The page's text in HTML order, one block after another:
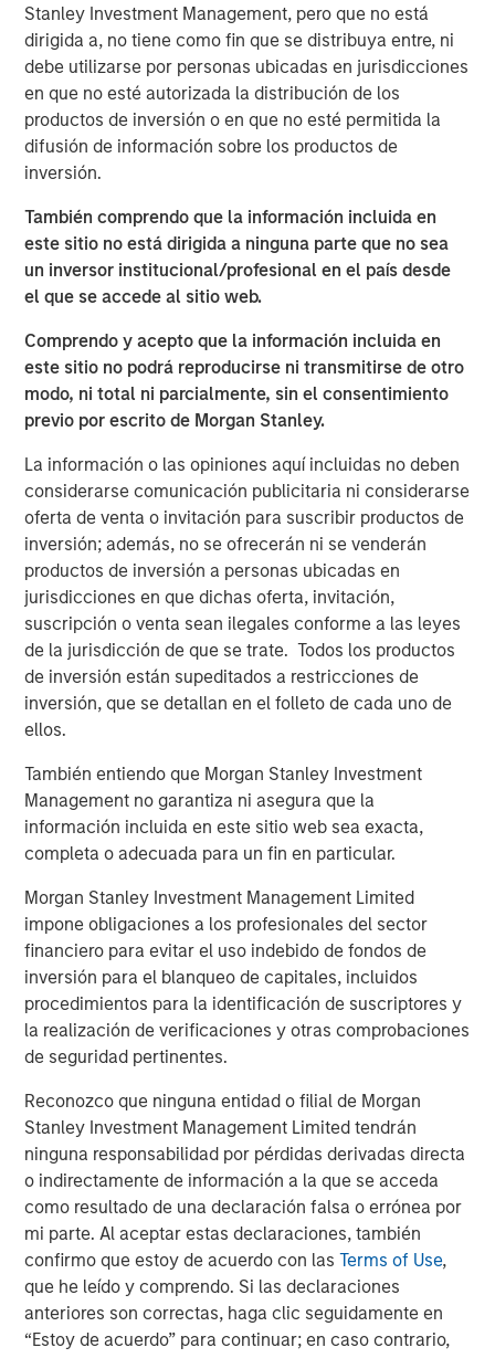
Stanley Investment Management, pero que no está
dirigida a, no tiene como fin que se distribuya entre, ni
debe utilizarse por personas ubicadas en jurisdicciones
en que no esté autorizada la distribución de los
productos de inversión o en que no esté permitida la
difusión de información sobre los productos de
inversión.
También comprendo que la información incluida en
este sitio no está dirigida a ninguna parte que no sea
un inversor institucional/profesional en el país desde
el que se accede al sitio web.
Comprendo y acepto que la información incluida en
este sitio no podrá reproducirse ni transmitirse de otro
modo, ni total ni parcialmente, sin el consentimiento
previo por escrito de Morgan Stanley.
La información o las opiniones aquí incluidas no deben
considerarse comunicación publicitaria ni considerarse
oferta de venta o invitación para suscribir productos de
inversión; además, no se ofrecerán ni se venderán
productos de inversión a personas ubicadas en
jurisdicciones en que dichas oferta, invitación,
suscripción o venta sean ilegales conforme a las leyes
de la jurisdicción de que se trate. Todos los productos
de inversión están supeditados a restricciones de
inversión, que se detallan en el folleto de cada uno de
ellos.
También entiendo que Morgan Stanley Investment
Management no garantiza ni asegura que la
información incluida en este sitio web sea exacta,
completa o adecuada para un fin en particular.
Morgan Stanley Investment Management Limited
impone obligaciones a los profesionales del sector
financiero para evitar el uso indebido de fondos de
inversión para el blanqueo de capitales, incluidos
procedimientos para la identificación de suscriptores y
la realización de verificaciones y otras comprobaciones
de seguridad pertinentes.
Reconozco que ninguna entidad o filial de Morgan
Stanley Investment Management Limited tendrán
ninguna responsabilidad por pérdidas derivadas directa
o indirectamente de información a la que se acceda
como resultado de una declaración falsa o errónea por
mi parte. Al aceptar estas declaraciones, también
confirmo que estoy de acuerdo con lasTerms of Use,
que he leído y comprendo. Si las declaraciones
anteriores son correctas, haga clic seguidamente en
“Estoy de acuerdo” para continuar; en caso contrario,
Environmental discussions centered on decarbonization
and emissions reduction strategies. Social engagements
addressed decent work conditions and diversity. We also
emphasized strengthening corporate disclosures and
sharing best practices.
Download the report to learn more through selected
Descargar PDF
Emerging Markets Equity Team
The Emerging Markets Equity team combines deep
expertise and local presence in global markets with an
integrated top-down and bottom-up investment approach
to invest in core and growth-oriented portfolios across
non-U.S. markets.
ARTÍCULOS RELACIONADOS
TALES FROM THE EMERGING WORLD
The Water Constraint
TALES FROM THE EMERGING WORLD
Video: Mexico's Domestic Opportunity
TALES FROM THE EMERGING WORLD
Mexico's Domestic Opportunity
The Author
Eric Carlson
Managing Director
Featured Insights